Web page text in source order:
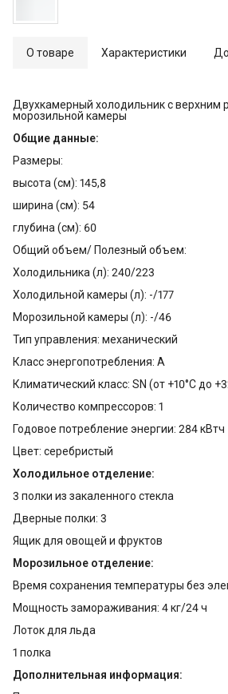
О товаре Характеристики
Двухкамерный холодильник с верхним
морозильной камеры
Общие данные:
Размеры:
высота (см): 145,8
ширина (см): 54
глубина (см): 60
Общий объем/ Полезный объем:
Холодильника (л): 240/223
Холодильной камеры (л): -/177
Морозильной камеры (л): -/46
Тип управления: механический
Класс энергопотребления: A
Климатический класс: SN (от +10°С до
Количество компрессоров: 1
Годовое потребление энергии: 284 кВтч
Цвет: серебристый
Холодильное отделение:
3 полки из закаленного стекла
Дверные полки: 3
Ящик для овощей и фруктов
Морозильное отделение:
Время сохранения температуры без
Мощность замораживания: 4 кг/24 ч
Лоток для льда
1 полка
Дополнительная информация: